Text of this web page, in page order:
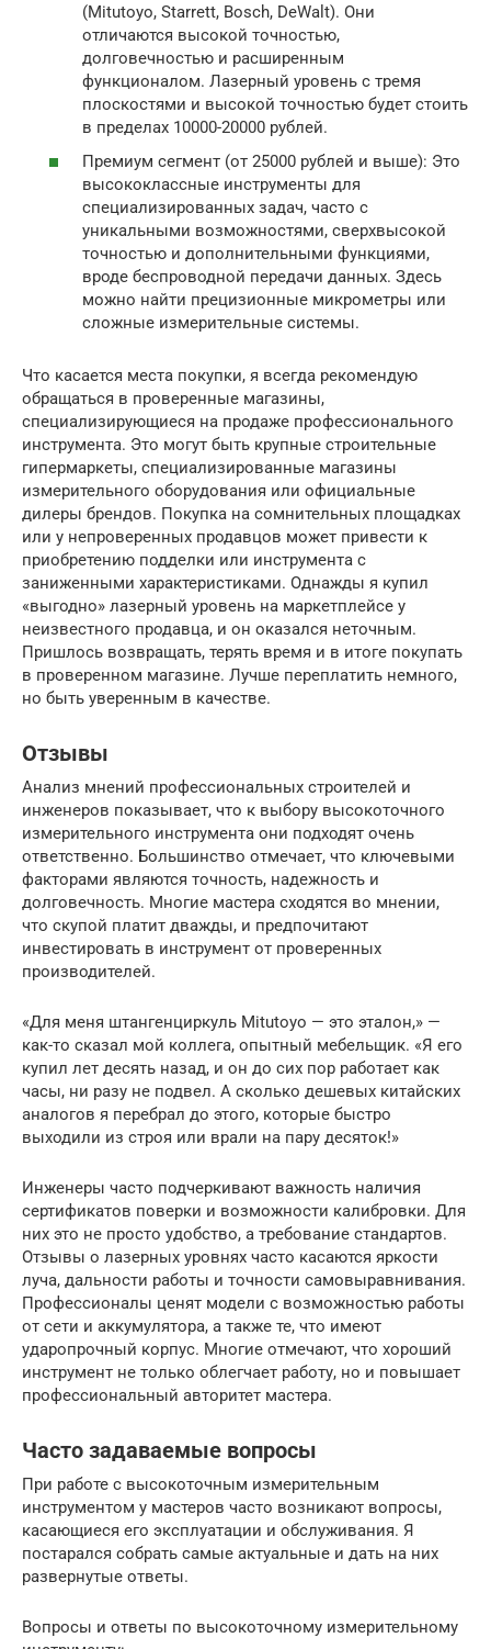
(Mitutoyo, Starrett, Bosch, DeWalt). Они
отличаются высокой точностью,
долговечностью и расширенным
функционалом. Лазерный уровень с тремя
плоскостями и высокой точностью будет стоить
в пределах 10000-20000 рублей.
Премиум сегмент (от 25000 рублей и выше): Это
высококлассные инструменты для
специализированных задач, часто с
уникальными возможностями, сверхвысокой
точностью и дополнительными функциями,
вроде беспроводной передачи данных. Здесь
можно найти прецизионные микрометры или
сложные измерительные системы.
Что касается места покупки, я всегда рекомендую
обращаться в проверенные магазины,
специализирующиеся на продаже профессионального
инструмента. Это могут быть крупные строительные
гипермаркеты, специализированные магазины
измерительного оборудования или официальные
дилеры брендов. Покупка на сомнительных площадках
или у непроверенных продавцов может привести к
приобретению подделки или инструмента с
заниженными характеристиками. Однажды я купил
«выгодно» лазерный уровень на маркетплейсе у
неизвестного продавца, и он оказался неточным.
Пришлось возвращать, терять время и в итоге покупать
в проверенном магазине. Лучше переплатить немного,
но быть уверенным в качестве.
Отзывы
Анализ мнений профессиональных строителей и
инженеров показывает, что к выбору высокоточного
измерительного инструмента они подходят очень
ответственно. Большинство отмечает, что ключевыми
факторами являются точность, надежность и
долговечность. Многие мастера сходятся во мнении,
что скупой платит дважды, и предпочитают
инвестировать в инструмент от проверенных
производителей.
«Для меня штангенциркуль Mitutoyo — это эталон,» —
как-то сказал мой коллега, опытный мебельщик. «Я его
купил лет десять назад, и он до сих пор работает как
часы, ни разу не подвел. А сколько дешевых китайских
аналогов я перебрал до этого, которые быстро
выходили из строя или врали на пару десяток!»
Инженеры часто подчеркивают важность наличия
сертификатов поверки и возможности калибровки. Для
них это не просто удобство, а требование стандартов.
Отзывы о лазерных уровнях часто касаются яркости
луча, дальности работы и точности самовыравнивания.
Профессионалы ценят модели с возможностью работы
от сети и аккумулятора, а также те, что имеют
ударопрочный корпус. Многие отмечают, что хороший
инструмент не только облегчает работу, но и повышает
профессиональный авторитет мастера.
Часто задаваемые вопросы
При работе с высокоточным измерительным
инструментом у мастеров часто возникают вопросы,
касающиеся его эксплуатации и обслуживания. Я
постарался собрать самые актуальные и дать на них
развернутые ответы.
Вопросы и ответы по высокоточному измерительному